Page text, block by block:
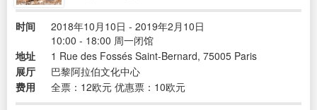
时间
2018年10月10日 - 2019年2月10日
10:00 - 18:00 周一闭馆
地址
1 Rue des Fossés Saint-Bernard, 75005 Paris
展厅
巴黎阿拉伯文化中心
费用
全票：12欧元 优惠票：10欧元